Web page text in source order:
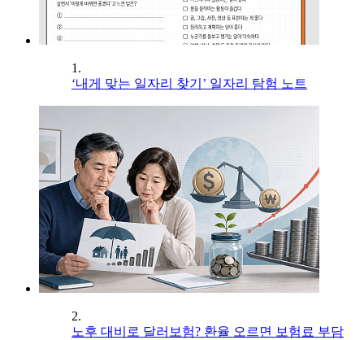
1.
‘내게 맞는 일자리 찾기’ 일자리 탐험 노트
2.
노후 대비로 달러보험? 환율 오르면 보험료 부담